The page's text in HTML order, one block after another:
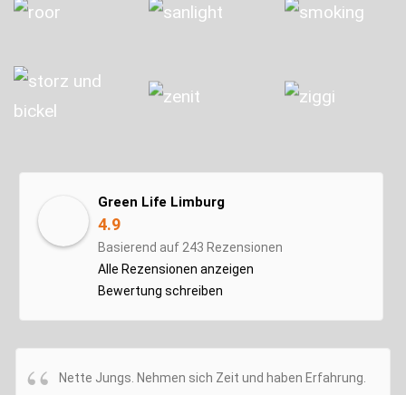
Green Life Limburg
4.9
Basierend auf 243 Rezensionen
Alle Rezensionen anzeigen
Bewertung schreiben
Nette Jungs. Nehmen sich Zeit und haben Erfahrung.